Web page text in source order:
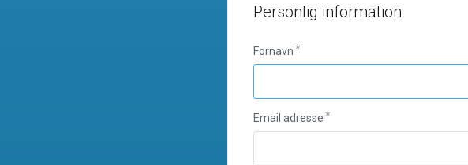
Personlig information
Fornavn
Email adresse